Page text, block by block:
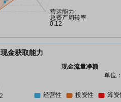
现金获取能力
现金流量净额
单位